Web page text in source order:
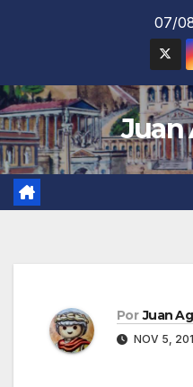
07/
Juan
Por Juan
NOV 5,